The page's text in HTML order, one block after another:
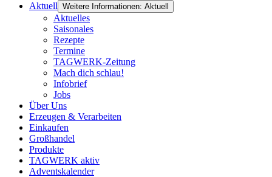
Aktuell Weitere Informationen: Aktuell
Aktuelles
Saisonales
Rezepte
Termine
TAGWERK-Zeitung
Mach dich schlau!
Infobrief
Jobs
Über Uns
Erzeugen & Verarbeiten
Einkaufen
Großhandel
Produkte
TAGWERK aktiv
Adventskalender